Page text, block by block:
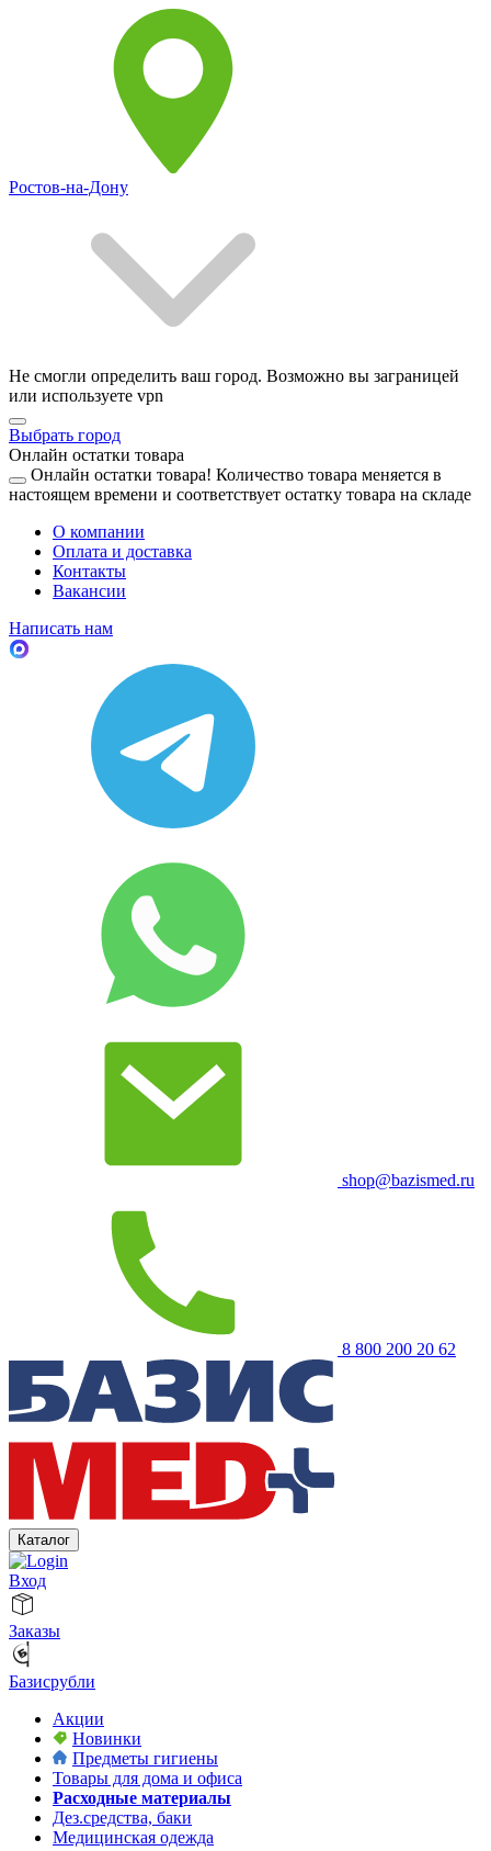
Ростов-на-Дону
Не смогли определить ваш город. Возможно вы заграницей
или используете vpn
Выбрать город
Онлайн остатки товара
Онлайн остатки товара! Количество товара меняется в
настоящем времени и соответствует остатку товара на складе
О компании
Оплата и доставка
Контакты
Вакансии
Написать нам
shop@bazismed.ru
8 800 200 20 62
Каталог
Вход
Заказы
Базисрубли
Акции
Новинки
Предметы гигиены
Товары для дома и офиса
Расходные материалы
Дез.средства, баки
Медицинская одежда